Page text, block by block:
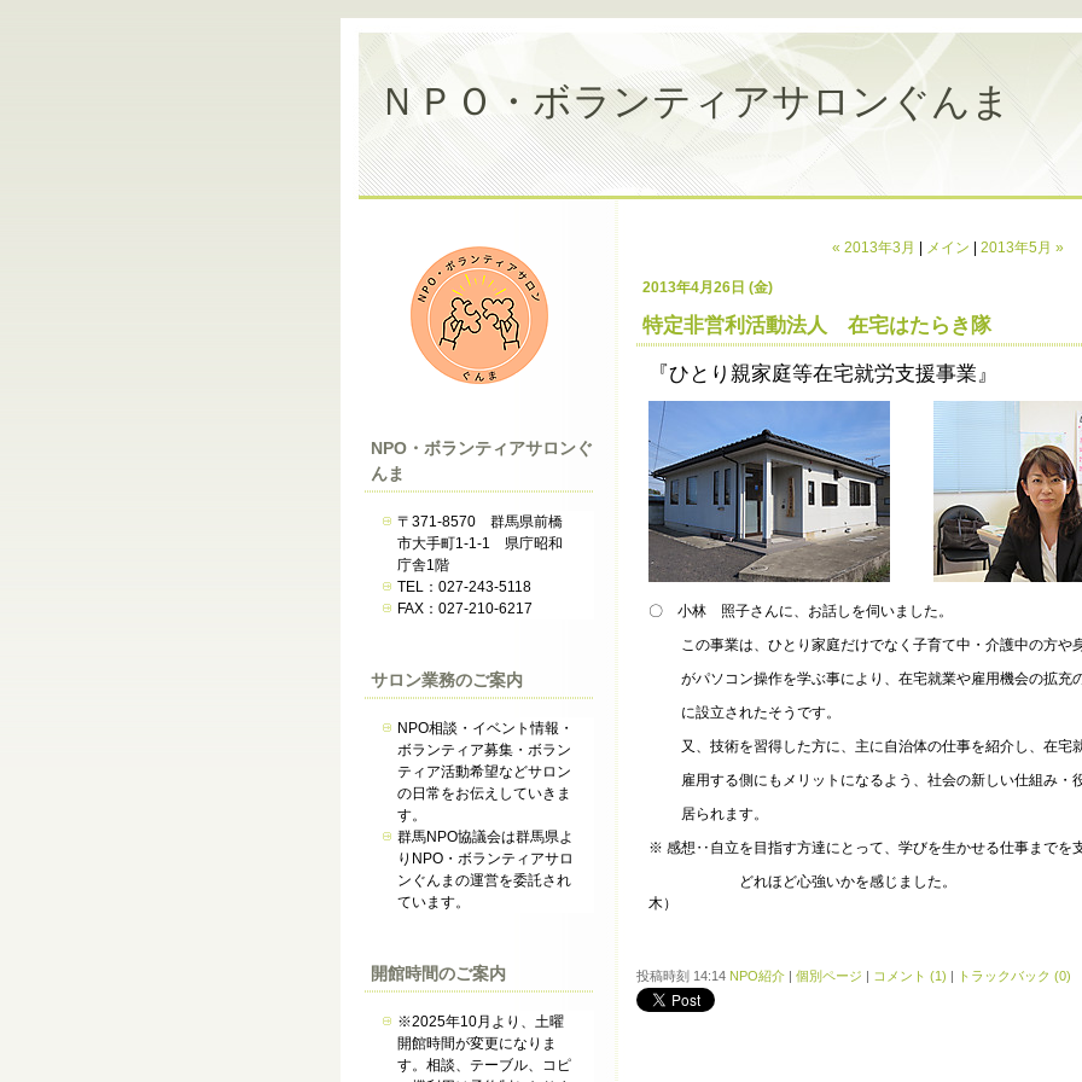
ＮＰＯ・ボランティアサロンぐんま
NPO・ボランティアサロンぐ
んま
〒371-8570 群馬県前橋
市大手町1-1-1 県庁昭和
庁舎1階
TEL：027-243-5118
FAX：027-210-6217
サロン業務のご案内
NPO相談・イベント情報・
ボランティア募集・ボラン
ティア活動希望などサロン
の日常をお伝えしていきま
す。
群馬NPO協議会は群馬県よ
りNPO・ボランティアサロ
ンぐんまの運営を委託され
ています。
開館時間のご案内
※2025年10月より、土曜
開館時間が変更になりま
す。相談、テーブル、コピ
« 2013年3月 メイン 2013年5月 »
2013年4月26日 (金)
特定非営利活動法人 在宅はたらき隊
『ひとり親家庭等在宅就労支援事業』
〇 小林 照子さんに、お話しを伺いました。
この事業は、ひとり家庭だけでなく子育て中・介護中の方や
がパソコン操作を学ぶ事により、在宅就業や雇用機会の拡充
に設立されたそうです。
又、技術を習得した方に、主に自治体の仕事を紹介し、在宅
雇用する側にもメリットになるよう、社会の新しい仕組み・
居られます。
※ 感想‥自立を目指す方達にとって、学びを生かせる仕事までを
どれほど心強いかを感じま
木）
投稿時刻 14:14 NPO紹介 | 個別ページ | コメント (1) | トラックバック (0)